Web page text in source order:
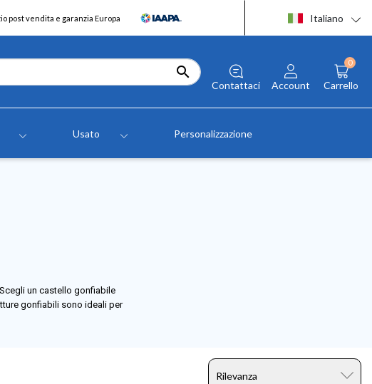
post vendita e garanzia Europa Italiano

Contattaci Account
0
Carrello
Usato Personalizzazione
un castello gonfiabile
gonfiabili sono ideali per